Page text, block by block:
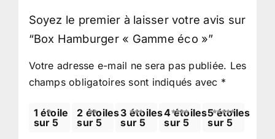
Soyez le premier à laisser votre avis sur
“Box Hamburger « Gamme éco »”
Votre adresse e-mail ne sera pas publiée. Les
champs obligatoires sont indiqués avec *
1 étoile
sur 5
2 étoiles
sur 5
3 étoiles
sur 5
4 étoiles
sur 5
5 étoiles
sur 5